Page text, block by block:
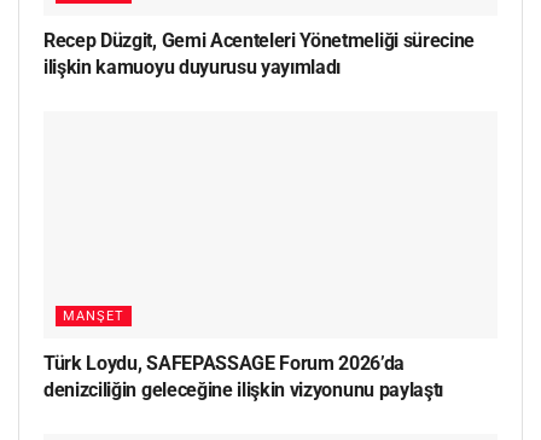
Recep Düzgit, Gemi Acenteleri Yönetmeliği sürecine
ilişkin kamuoyu duyurusu yayımladı
MANŞET
Türk Loydu, SAFEPASSAGE Forum 2026’da
denizciliğin geleceğine ilişkin vizyonunu paylaştı